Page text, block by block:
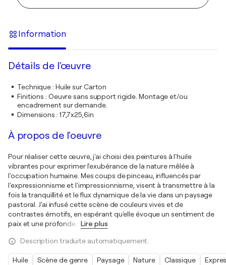
Information
Détails de l'œuvre
Technique: Huile sur Carton
Finitions : Oeuvre sans support rigide. Montage et/ou
encadrement sur demande.
Dimensions : 17,7x25,6in
À propos de l'oeuvre
Pour réaliser cette œuvre, j'ai choisi des peintures à l'huile
vibrantes pour exprimer l'exubérance de la nature mêlée à
l'occupation humaine. Mes coups de pinceau, influencés par
l'expressionnisme et l'impressionnisme, visent à transmettre à la
fois la tranquillité et le flux dynamique de la vie dans un paysage
pastoral. J'ai infusé cette scène de couleurs vives et de
contrastes émotifs, en espérant qu'elle évoque un sentiment de
paix et une profonde
Lire plus
Description traduite automatiquement.
Huile Scène de genre Paysage Nature Classique